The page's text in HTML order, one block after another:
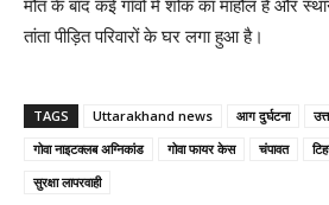
मौत के बाद कई गाँवों में शोक का माहौल है और
तांता पीड़ित परिवारों के घर लगा हुआ है।
TAGS Uttarakhand news आग दुर्घटना
गोवा नाइटक्लब अग्निकांड
गोवा फायर केस चंपावत
सुरक्षा लापरवाही